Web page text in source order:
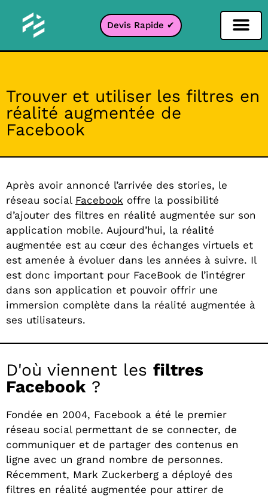
Devis Rapide ✔
Trouver et utiliser les filtres en
réalité augmentée de
Facebook
Après avoir annoncé l’arrivée des stories, le
réseau social Facebook offre la possibilité
d’ajouter des filtres en réalité augmentée sur son
application mobile. Aujourd’hui, la réalité
augmentée est au cœur des échanges virtuels et
est amenée à évoluer dans les années à suivre. Il
est donc important pour FaceBook de l’intégrer
dans son application et pouvoir offrir une
immersion complète dans la réalité augmentée à
ses utilisateurs.
D'où viennent les filtres
Facebook?
Fondée en 2004, Facebook a été le premier
réseau social permettant de se connecter, de
communiquer et de partager des contenus en
ligne avec un grand nombre de personnes.
Récemment, Mark Zuckerberg a déployé des
filtres en réalité augmentée pour attirer de